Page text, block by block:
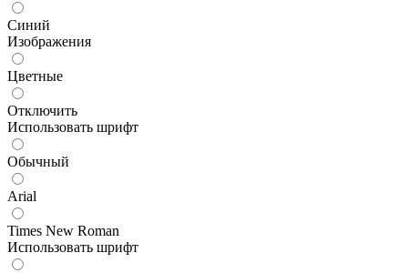
Синий
Изображения
Цветные
Отключить
Использовать шрифт
Обычный
Arial
Times New Roman
Использовать шрифт